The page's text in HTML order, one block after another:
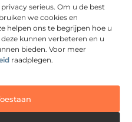
serieus. Om u de best
we cookies en
helpen ons te begrijpen hoe u
kunnen verbeteren en u
bieden. Voor meer
raadplegen.